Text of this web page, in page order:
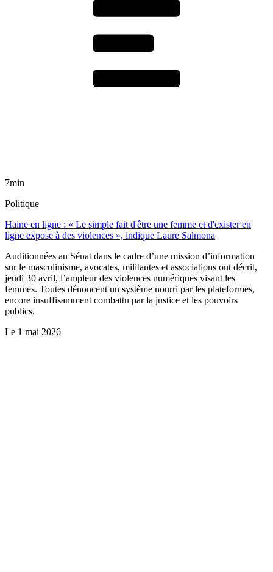
7min
Politique
Haine en ligne : « Le simple fait d'être une femme et d'exister en
ligne expose à des violences », indique Laure Salmona
Auditionnées au Sénat dans le cadre d’une mission d’information
sur le masculinisme, avocates, militantes et associations ont décrit,
jeudi 30 avril, l’ampleur des violences numériques visant les
femmes. Toutes dénoncent un système nourri par les plateformes,
encore insuffisamment combattu par la justice et les pouvoirs
publics.
Le 1 mai 2026